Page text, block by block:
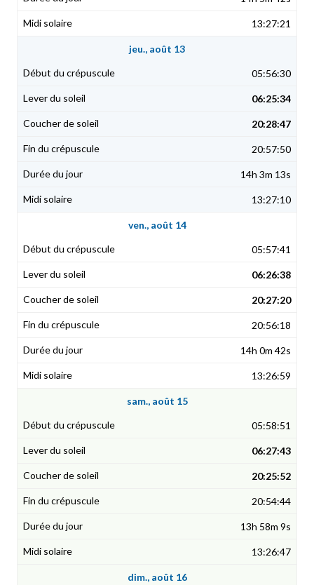
13:27:21
jeu., août 13
05:56:30
06:25:34
20:28:47
20:57:50
14h 3m 13s
13:27:10
ven., août 14
05:57:41
06:26:38
20:27:20
20:56:18
14h 0m 42s
13:26:59
sam., août 15
05:58:51
06:27:43
20:25:52
20:54:44
13h 58m 9s
13:26:47
dim., août 16